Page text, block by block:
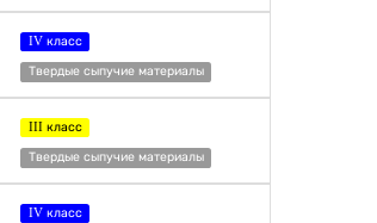
IV класс
Твердые сыпучие материалы
III класс
Твердые сыпучие материалы
IV класс